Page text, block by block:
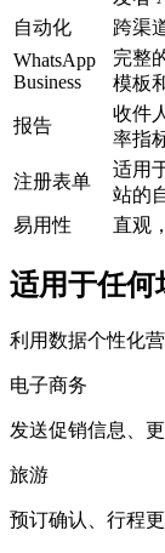
自动化
跨渠
WhatsApp
Business
完整
模板
报告
收件
率指
注册表单
适用
站的
易用性
直观
适用于任何
利用数据个性化
电子商务
发送促销信息、
旅游
预订确认、行程